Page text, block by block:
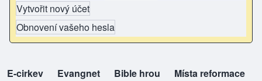
Vytvořit nový účet
Obnovení vašeho hesla
top-odkazy
E-cirkev
(opens in new tab)
Evangnet
(opens in new tab)Bible hrou
(opens in new tab)Místa reformace
(opens in new tab)